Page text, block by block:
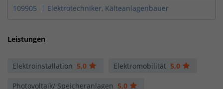
109905 Elektrotechniker, Kälteanlagenbauer
Leistungen
Elektroinstallation 5,0 Elektromobilität 5,0
Photovoltaik/ Speicheranlagen 5,0